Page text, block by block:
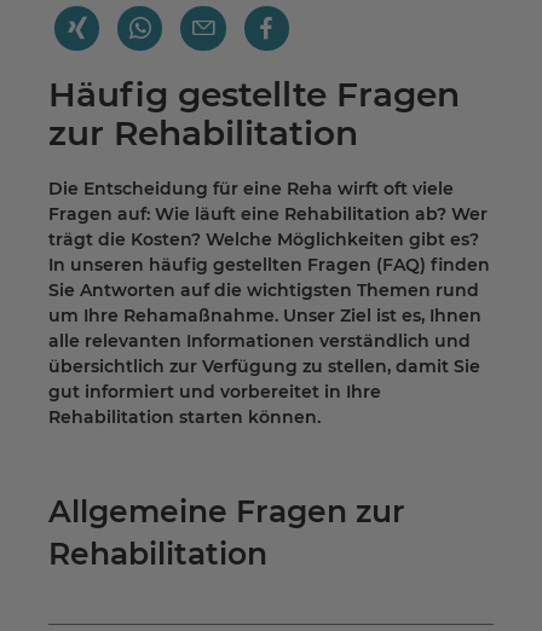
Häufig gestellte Fragen
zur Rehabilitation
Die Entscheidung für eine Reha wirft oft viele
Fragen auf: Wie läuft eine Rehabilitation ab? Wer
trägt die Kosten? Welche Möglichkeiten gibt es?
In unseren häufig gestellten Fragen (FAQ) finden
Sie Antworten auf die wichtigsten Themen rund
um Ihre Rehamaßnahme. Unser Ziel ist es, Ihnen
alle relevanten Informationen verständlich und
übersichtlich zur Verfügung zu stellen, damit Sie
gut informiert und vorbereitet in Ihre
Rehabilitation starten können.
Allgemeine Fragen zur
Rehabilitation